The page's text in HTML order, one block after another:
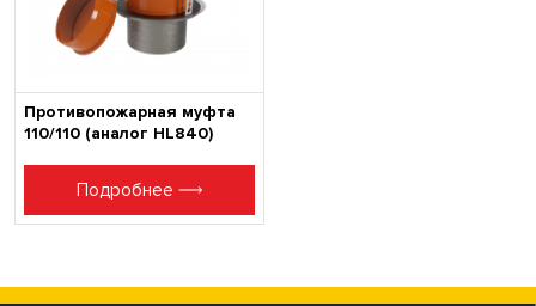
Противопожарная муфта
110/110 (аналог HL840)
Подробнее